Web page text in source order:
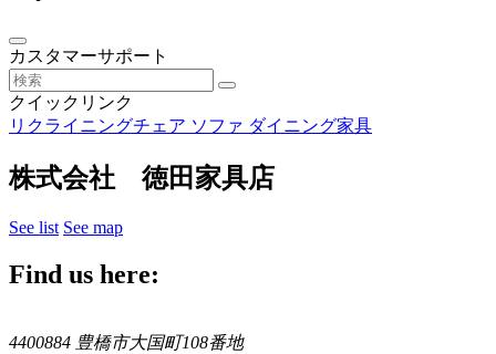
カスタマーサポート
クイックリンク
リクライニングチェア ソファ ダイニング家具
株式会社 徳田家具店
See list See map
Find us here:
4400884 豊橋市大国町108番地